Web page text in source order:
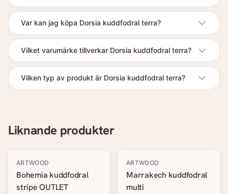
Var kan jag köpa Dorsia kuddfodral terra?
Vilket varumärke tillverkar Dorsia kuddfodral terra?
Vilken typ av produkt är Dorsia kuddfodral terra?
Liknande produkter
-30%
ARTWOOD
Bohemia kuddfodral
stripe OUTLET
-20%
ARTWOOD
Marrakech kuddfodral
multi